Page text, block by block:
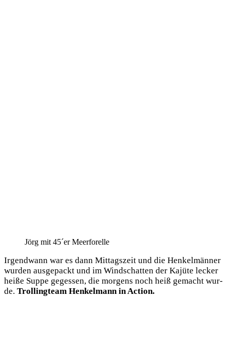
Jörg mit 45´er Meerforelle
Irgend­wann war es dann Mit­tags­zeit und die Hen­kel­män­ner
wur­den aus­ge­packt und im Wind­schat­ten der Kajü­te lecker
hei­ße Sup­pe geges­sen, die mor­gens noch heiß gemacht wur­
de. Trol­ling­team Hen­kel­mann in Action.